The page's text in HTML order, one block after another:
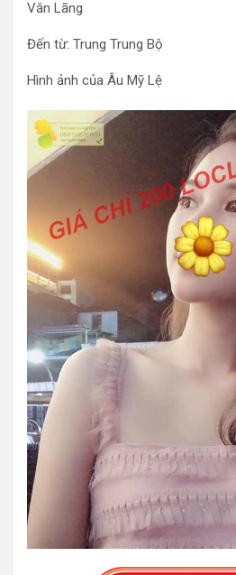
Văn Lãng
Đến từ: Trung Trung Bộ
Hình ảnh của Âu Mỹ Lệ